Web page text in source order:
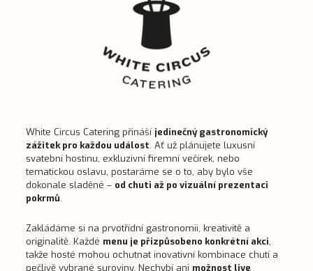
White Circus Catering přináší jedinečný gastronomický
zážitek pro každou událost. Ať už plánujete luxusní
svatební hostinu, exkluzivní firemní večírek, nebo
tematickou oslavu, postaráme se o to, aby bylo vše
dokonale sladěné – od chuti až po vizuální prezentaci
pokrmů.
Zakládáme si na prvotřídní gastronomii, kreativitě a
originalitě. Každé menu je přizpůsobeno konkrétní akci,
takže hosté mohou ochutnat inovativní kombinace chutí a
pečlivě vybrané suroviny. Nechybí ani možnost live